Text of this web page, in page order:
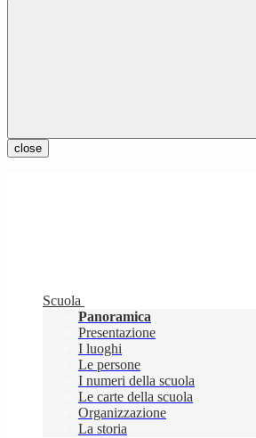
close
Scuola
Panoramica
Presentazione
I luoghi
Le persone
I numeri della scuola
Le carte della scuola
Organizzazione
La storia